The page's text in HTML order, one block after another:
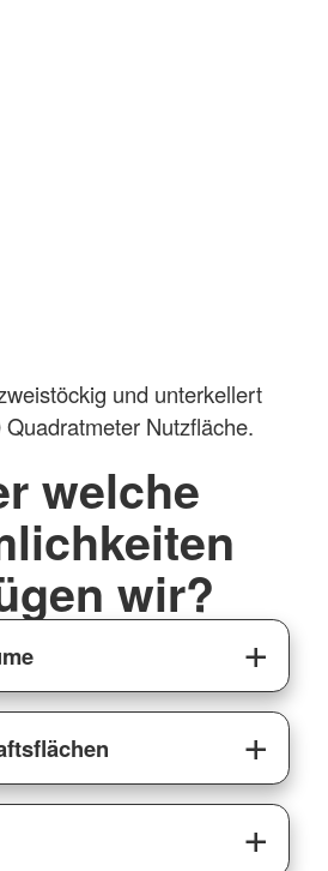
und unterkellert
Nutzfläche.
welche
wir?